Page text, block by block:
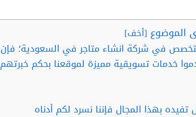
الموضوع [أخف]
في شركة انشاء متاجر في السعودية؛ فإن
خدمات تسويقية مميزة لموقعنا بحكم خبرتهم
بهذا المجال فإننا نسرد لكم أدناه